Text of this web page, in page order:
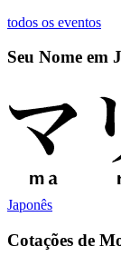
todos os eventos
Seu Nome em
Japonês
Cotações de